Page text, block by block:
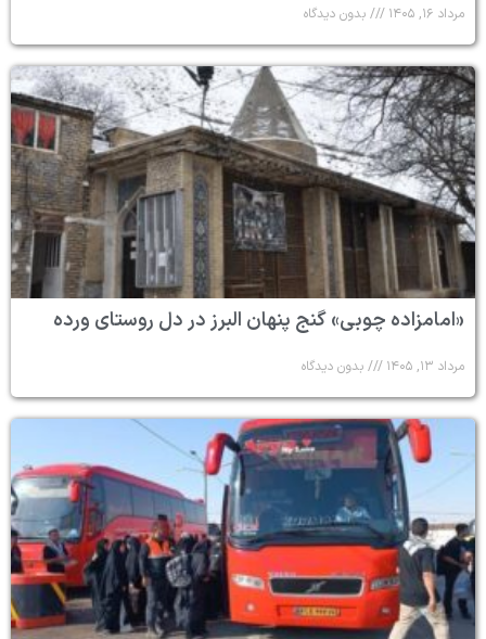
مرداد ۱۶, ۱۴۰۵ بدون دیدگاه
«امامزاده چوبی» گنج پنهان البرز در دل روستای ورده
مرداد ۱۳, ۱۴۰۵ بدون دیدگاه